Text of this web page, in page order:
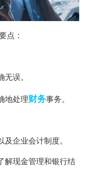
点：
误。
地处理财务事务。
企业会计制度。
解现金管理和银行结